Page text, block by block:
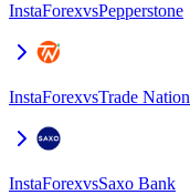
InstaForexvsPepperstone
InstaForexvsTrade Nation
InstaForexvsSaxo Bank